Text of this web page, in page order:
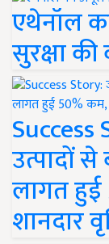
एथेनॉल
सुरक्षा
उत्पादों
लागत
शानदार